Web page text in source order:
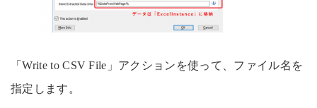
「Write to CSV File」アクションを使って、ファイル名を
指定します。